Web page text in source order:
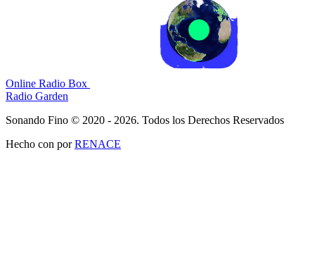
Online Radio Box
Radio Garden
Sonando Fino © 2020 - 2026. Todos los Derechos Reservados
Hecho con porRENACE